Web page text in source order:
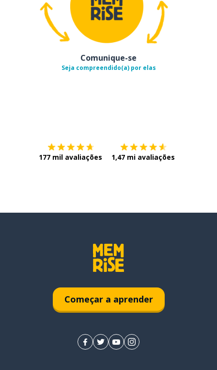
Comunique-se
Seja compreendido(a) por elas
177 mil avaliações 1,47 mi avaliações
Começar a aprender